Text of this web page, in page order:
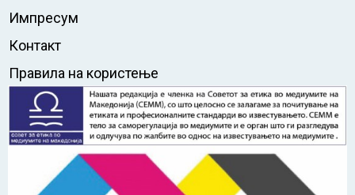
Импресум
Контакт
Правила на користење